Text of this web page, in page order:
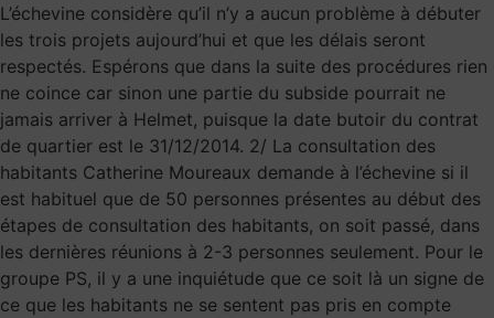
L’échevine considère qu’il n’y a aucun problème à débuter
les trois projets aujourd’hui et que les délais seront
respectés. Espérons que dans la suite des procédures rien
ne coince car sinon une partie du subside pourrait ne
jamais arriver à Helmet, puisque la date butoir du contrat
de quartier est le 31/12/2014. 2/ La consultation des
habitants Catherine Moureaux demande à l’échevine si il
est habituel que de 50 personnes présentes au début des
étapes de consultation des habitants, on soit passé, dans
les dernières réunions à 2-3 personnes seulement. Pour le
groupe PS, il y a une inquiétude que ce soit là un signe de
ce que les habitants ne se sentent pas pris en compte